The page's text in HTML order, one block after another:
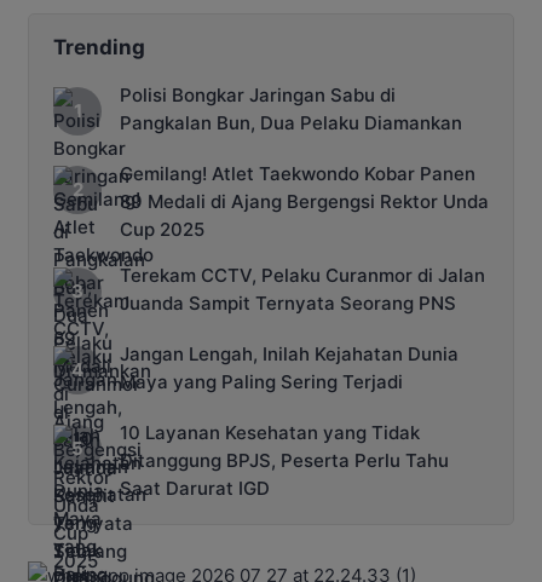
Trending
Polisi Bongkar Jaringan Sabu di
Pangkalan Bun, Dua Pelaku Diamankan
Gemilang! Atlet Taekwondo Kobar Panen
89 Medali di Ajang Bergengsi Rektor Unda
Cup 2025
Terekam CCTV, Pelaku Curanmor di Jalan
Juanda Sampit Ternyata Seorang PNS
Jangan Lengah, Inilah Kejahatan Dunia
Maya yang Paling Sering Terjadi
10 Layanan Kesehatan yang Tidak
Ditanggung BPJS, Peserta Perlu Tahu
Saat Darurat IGD